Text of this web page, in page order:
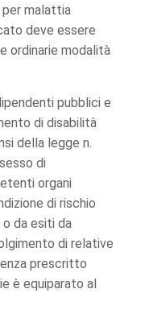
per malattia
deve essere
ordinarie modalità
pubblici e
di disabilità
della legge n.
di
organi
di rischio
da esiti da
di relative
prescritto
è equiparato al